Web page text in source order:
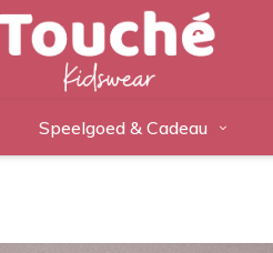
Speelgoed & Cadeau